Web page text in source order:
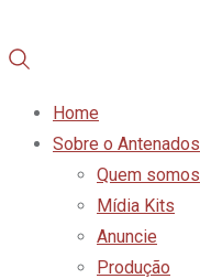
Home
Sobre o Antenados
Quem somos
Mídia Kits
Anuncie
Produção